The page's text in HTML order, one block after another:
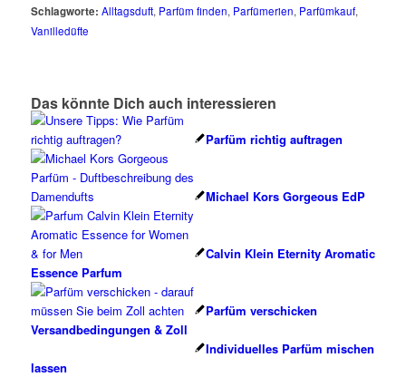
Schlagworte: Alltagsduft, Parfüm finden, Parfümerien, Parfümkauf,
Vanilledüfte
Das könnte Dich auch interessieren
Parfüm richtig auftragen
Michael Kors Gorgeous EdP
Calvin Klein Eternity Aromatic
Essence Parfum
Parfüm verschicken
Versandbedingungen & Zoll
Individuelles Parfüm mischen
lassen